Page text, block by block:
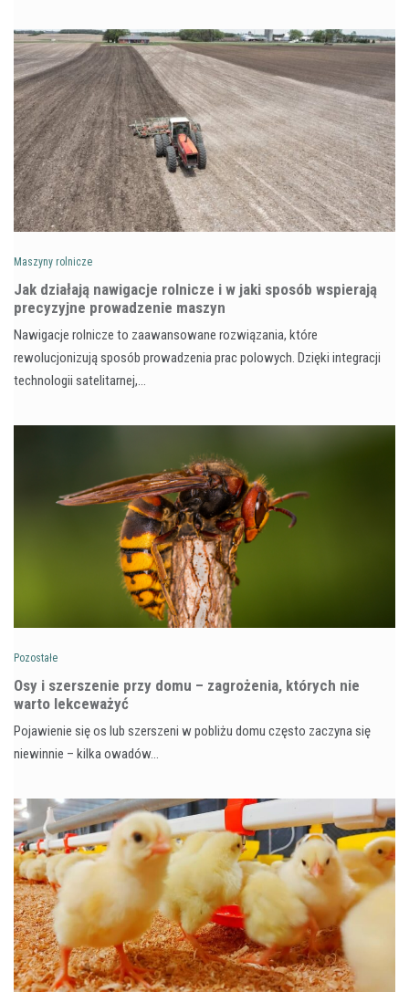
Maszyny rolnicze
Jak działają nawigacje rolnicze i w jaki sposób wspierają
precyzyjne prowadzenie maszyn
Nawigacje rolnicze to zaawansowane rozwiązania, które
rewolucjonizują sposób prowadzenia prac polowych. Dzięki integracji
technologii satelitarnej,…
Pozostałe
Osy i szerszenie przy domu – zagrożenia, których nie
warto lekceważyć
Pojawienie się os lub szerszeni w pobliżu domu często zaczyna się
niewinnie – kilka owadów…